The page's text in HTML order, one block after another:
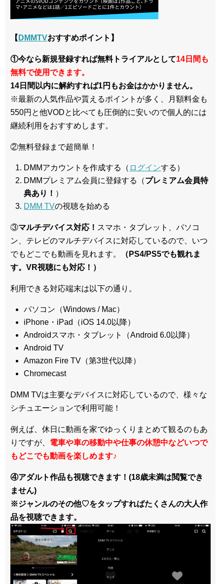
【 DMMTVおすすめポイント】
①今なら新規登録すれば無料トライアルとして14日間も
無料で使用できます。
14日間以内に解約すれば1円もお金はかかりません。
※最新の人気作品や貰えるポイントが多く、月額料金も
550円と他VODと比べても圧倒的に安いので個人的には
継続利用をおすすめします。
②無料登録まで超簡単！
DMMアカウントを作成する（ ログインする）
DMMプレミアム会員に登録する（プレミアム会員特
典あり！ ）
DMM TVの視聴を始める
③マルチデバイス対応！ スマホ・タブレット、パソコ
ン、テレビのマルチデバイスに対応しているので、いつ
でもどこでも動画を見れます。
（PS4/PS5でも観れま
す。VR視聴にも対応！）
利用できる対応端末は以下の通り。
パソコン（Windows / Mac）
iPhone・iPad（iOS 14.0以降）
Androidスマホ・タブレット（Android 6.0以降）
Android TV
Amazon Fire TV（第3世代以降）
Chromecast
DMM TVは主要なデバイスに対応しているので、 様々な
シチュエーションで利用可能！
例えば、休日に動画を家でゆっくりまとめて観るのもあ
りですが、 電車や車の移動中や仕事の休憩中などいつで
もどこでも動画を楽しめます♪
④アダルト作品も視聴できます！(18歳未満は閲覧でき
ません)
※ジャンルのその他♡をタップすればたくさんの大人作
品を視聴できます。